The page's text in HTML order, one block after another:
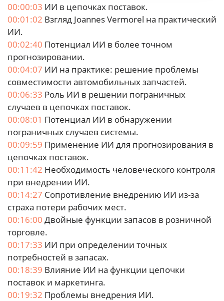
00:00:03 ИИ в цепочках поставок.
00:01:02 Взгляд Joannes Vermorel на практический
ИИ.
00:02:40 Потенциал ИИ в более точном
прогнозировании.
00:04:07 ИИ на практике: решение проблемы
совместимости автомобильных запчастей.
00:06:33 Роль ИИ в решении пограничных
случаев в цепочках поставок.
00:08:01 Потенциал ИИ в обнаружении
пограничных случаев системы.
00:09:59 Применение ИИ для прогнозирования в
цепочках поставок.
00:11:42 Необходимость человеческого контроля
при внедрении ИИ.
00:14:27 Сопротивление внедрению ИИ из-за
страха потери рабочих мест.
00:16:00 Двойные функции запасов в розничной
торговле.
00:17:33 ИИ при определении точных
потребностей в запасах.
00:18:39 Влияние ИИ на функции цепочки
поставок и маркетинга.
00:19:32 Проблемы внедрения ИИ.